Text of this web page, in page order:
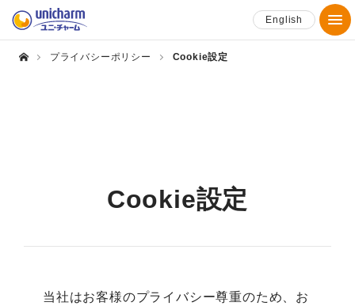
English
プライバシーポリシー Cookie設定
Cookie設定
当社はお客様のプライバシー尊重のため、お